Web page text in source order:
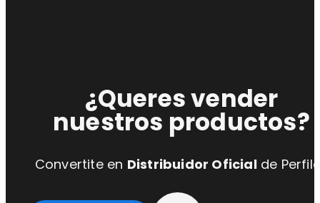
¿Queres vender
nuestros productos?
Convertite en Distribuidor Oficialde